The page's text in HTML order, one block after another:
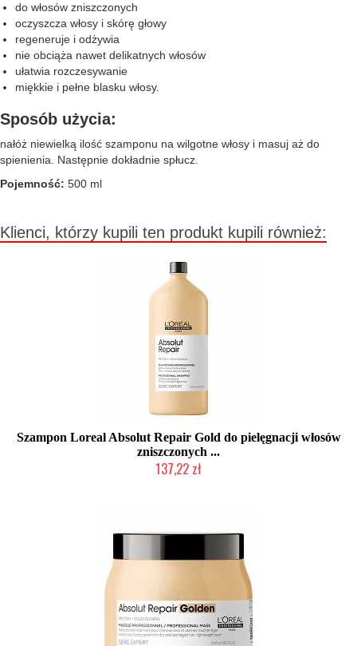
do włosów zniszczonych
oczyszcza włosy i skórę głowy
regeneruje i odżywia
nie obciąża nawet delikatnych włosów
ułatwia rozczesywanie
miękkie i pełne blasku włosy.
Sposób użycia:
nałóż niewielką ilość szamponu na wilgotne włosy i masuj aż do
spienienia. Następnie dokładnie spłucz.
Pojemność: 500 ml
Klienci, którzy kupili ten produkt kupili również:
Szampon Loreal Absolut Repair Gold do pielęgnacji włosów
zniszczonych ...
137,22 zł